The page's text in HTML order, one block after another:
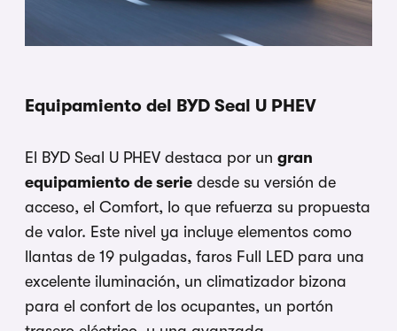
Equipamiento del BYD Seal U PHEV
El BYD Seal U PHEV destaca por un gran
equipamiento de serie desde su versión de
acceso, el Comfort, lo que refuerza su propuesta
de valor. Este nivel ya incluye elementos como
llantas de 19 pulgadas, faros Full LED para una
excelente iluminación, un climatizador bizona
para el confort de los ocupantes, un portón